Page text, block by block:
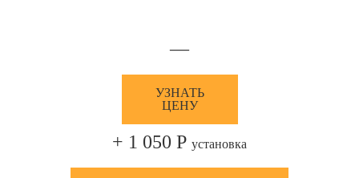
—
УЗНАТЬ
ЦЕНУ
+ 1 050 Р установка